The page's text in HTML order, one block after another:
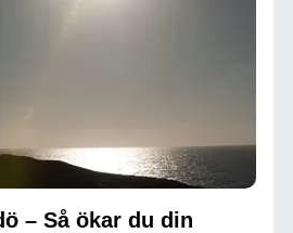
– Så ökar du din